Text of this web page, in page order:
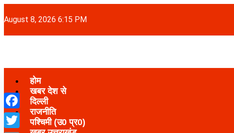
August 8, 2026 6:15 PM
होम
खबर देश से
दिल्ली
राजनीति
पश्चिमी (उ0 प्र0)
Facebook